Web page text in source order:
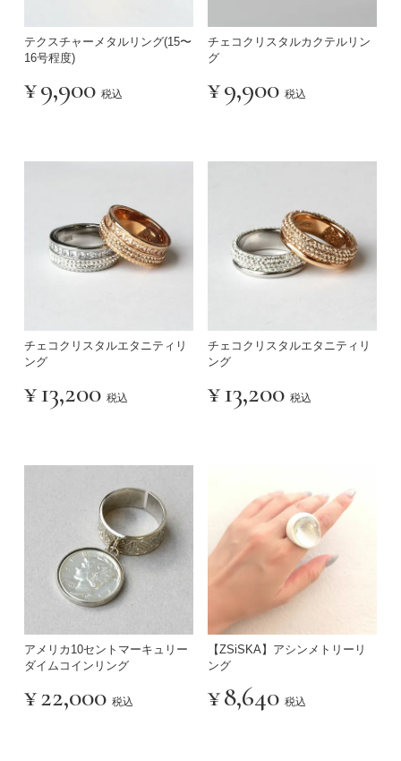
テクスチャーメタルリング(15〜
16号程度)
¥9,900 税込
チェコクリスタルカクテルリン
グ
¥9,900 税込
チェコクリスタルエタニティリ
ング
¥13,200 税込
チェコクリスタルエタニティリ
ング
¥13,200 税込
アメリカ10セントマーキュリー
ダイムコインリング
¥22,000 税込
【ZSiSKA】アシンメトリーリ
ング
¥8,640 税込